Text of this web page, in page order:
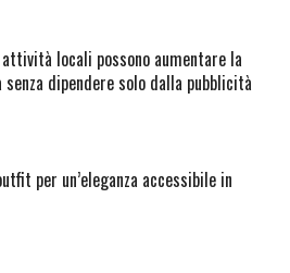
attività locali possono aumentare la
dipendere solo dalla pubblicità
per un’eleganza accessibile in